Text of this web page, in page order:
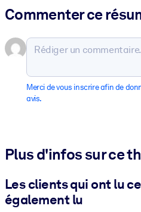
Commenter ce
Merci de vous inscrire afin de
avis.
Plus d'infos sur ce
Les clients qui ont lu
également lu